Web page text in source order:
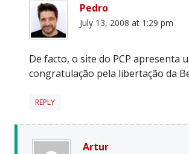
Pedro
July 13, 2008 at 1:29 pm
De facto, o site do PCP apresenta
congratulação pela libertação da
REPLY
Artur